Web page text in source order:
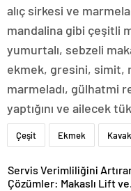
alıç sirkesi ve
mandalina gibi çeşitli
yumurtalı, sebzeli
ekmek, gresini, simit,
marmeladı, gülhatmi
yaptığını ve ailecek
Çeşit Ekmek Kavak
Servis Verimliliğini
Çözümler: Makaslı Lift ve